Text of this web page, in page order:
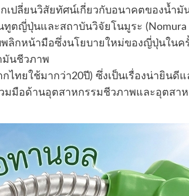
เปลี่ยนวิสัยทัศน์เกี่ยวกับอนาคตของน้ำมั
ตญี่ปุ่นและสถาบันวิจัยโนมูระ (Nomura
ลิกหน้ามือซึ่งนโยบายใหม่ของญี่ปุ่นในค
มันชีวภาพ
ไทยใช้มากว่า20ปี) ซึ่งเป็นเรื่องน่ายินดี
มมือด้านอุตสาหกรรมชีวภาพและอุตสา